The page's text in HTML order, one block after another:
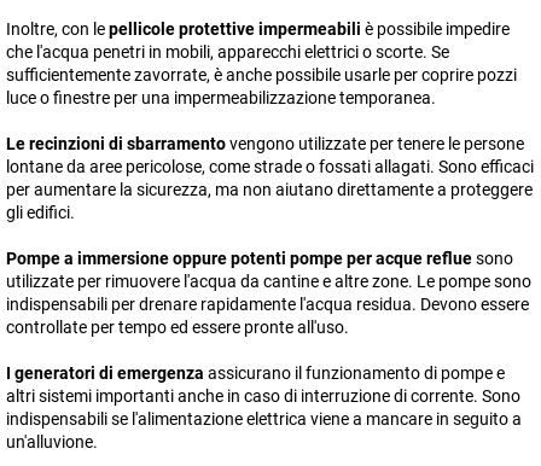
Inoltre, con lepellicole protettive impermeabili è possibile impedire
che l'acqua penetri in mobili, apparecchi elettrici o scorte. Se
sufficientemente zavorrate, è anche possibile usarle per coprire pozzi
luce o finestre per una impermeabilizzazione temporanea.
Le recinzioni di sbarramentovengono utilizzate per tenere le persone
lontane da aree pericolose, come strade o fossati allagati. Sono efficaci
per aumentare la sicurezza, ma non aiutano direttamente a proteggere
gli edifici.
Pompe a immersione oppure potenti pompe per acque refluesono
utilizzate per rimuovere l'acqua da cantine e altre zone. Le pompe sono
indispensabili per drenare rapidamente l'acqua residua. Devono essere
controllate per tempo ed essere pronte all'uso.
I generatori di emergenza assicurano il funzionamento di pompe e
altri sistemi importanti anche in caso di interruzione di corrente. Sono
indispensabili se l'alimentazione elettrica viene a mancare in seguito a
un'alluvione.